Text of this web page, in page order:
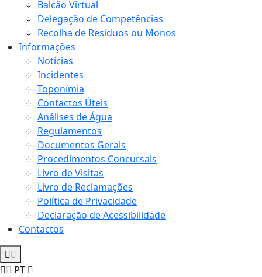
Balcão Virtual
Delegação de Competências
Recolha de Residuos ou Monos
Informações
Notícias
Incidentes
Toponímia
Contactos Úteis
Análises de Água
Regulamentos
Documentos Gerais
Procedimentos Concursais
Livro de Visitas
Livro de Reclamações
Política de Privacidade
Declaração de Acessibilidade
Contactos
PT